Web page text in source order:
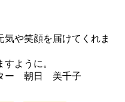
や笑顔を届けてくれま
ように。
ター 朝日 美千子